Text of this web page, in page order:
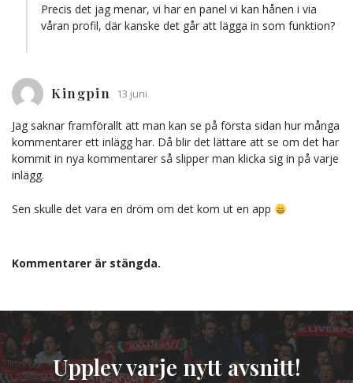
Precis det jag menar, vi har en panel vi kan hånen i via
våran profil, där kanske det går att lägga in som funktion?
Kingpin 13 juni
Jag saknar framförallt att man kan se på första sidan hur många
kommentarer ett inlägg har. Då blir det lättare att se om det har
kommit in nya kommentarer så slipper man klicka sig in på varje
inlägg.
Sen skulle det vara en dröm om det kom ut en app
Kommentarer är stängda.
Upplev varje nytt avsnitt!